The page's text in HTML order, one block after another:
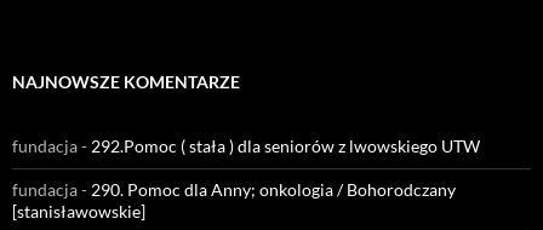
NAJNOWSZE KOMENTARZE
fundacja-292.Pomoc ( stała ) dla seniorów z lwowskiego UTW
fundacja-290. Pomoc dla Anny; onkologia / Bohorodczany
[stanisławowskie]